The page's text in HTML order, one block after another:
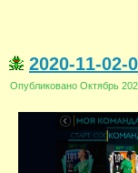
2020-11-02-
Опубликовано Октябрь